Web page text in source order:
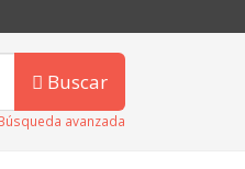
Buscar
avanzada